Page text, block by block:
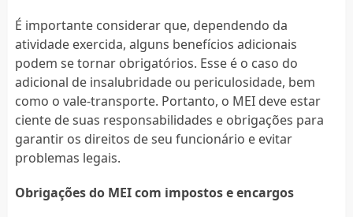
É importante considerar que, dependendo da
atividade exercida, alguns benefícios adicionais
podem se tornar obrigatórios. Esse é o caso do
adicional de insalubridade ou periculosidade, bem
como o vale-transporte. Portanto, o MEI deve estar
ciente de suas responsabilidades e obrigações para
garantir os direitos de seu funcionário e evitar
problemas legais.
Obrigações do MEI com impostos e encargos